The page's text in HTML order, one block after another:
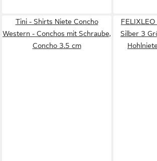
Tini - Shirts Niete Concho
Western - Conchos mit Schraube,
Concho 3.5 cm
Silber 3